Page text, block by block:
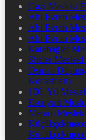
Gazi Mesleki
Ahi Evren
Ahi Evran
Ahi Evran
Karabağlar
Siteler
Osman
Kocasinan)
100. Yıl
Esenyurt
Meram